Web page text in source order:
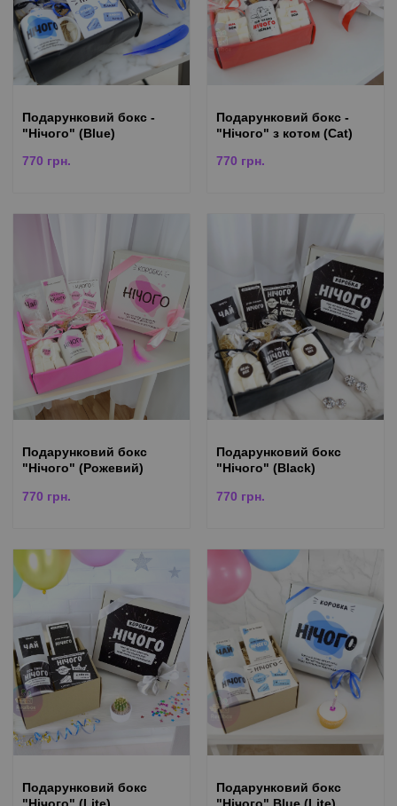
Подарунковий бокс -
"Нічого" (Blue)
770 грн.
Подарунковий бокс -
"Нічого" з котом (Cat)
770 грн.
Подарунковий бокс
"Нічого" (Рожевий)
770 грн.
Подарунковий бокс
"Нічого" (Black)
770 грн.
Подарунковий бокс
"Нічого" (Lite)
Подарунковий бокс
"Нічого" Blue (Lite)